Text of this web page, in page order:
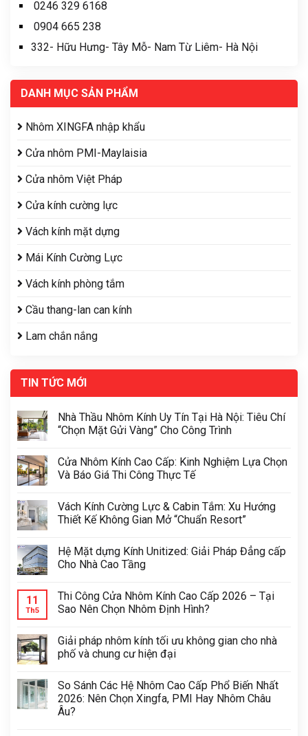
0246 329 6168
0904 665 238
332- Hữu Hưng- Tây Mỗ- Nam Từ Liêm- Hà Nội
DANH MỤC SẢN PHẨM
Nhôm XINGFA nhập khẩu
Cửa nhôm PMI-Maylaisia
Cửa nhôm Việt Pháp
Cửa kính cường lực
Vách kính mặt dựng
Mái Kính Cường Lực
Vách kính phòng tắm
Cầu thang-lan can kính
Lam chắn nắng
TIN TỨC MỚI
Nhà Thầu Nhôm Kính Uy Tín Tại Hà Nội: Tiêu Chí
“Chọn Mặt Gửi Vàng” Cho Công Trình
Cửa Nhôm Kính Cao Cấp: Kinh Nghiệm Lựa Chọn
Và Báo Giá Thi Công Thực Tế
Vách Kính Cường Lực & Cabin Tắm: Xu Hướng
Thiết Kế Không Gian Mở “Chuẩn Resort”
Hệ Mặt dựng Kính Unitized: Giải Pháp Đẳng cấp
Cho Nhà Cao Tầng
11
Th5
Thi Công Cửa Nhôm Kính Cao Cấp 2026 – Tại
Sao Nên Chọn Nhôm Định Hình?
Giải pháp nhôm kính tối ưu không gian cho nhà
phố và chung cư hiện đại
So Sánh Các Hệ Nhôm Cao Cấp Phổ Biến Nhất
2026: Nên Chọn Xingfa, PMI Hay Nhôm Châu
Âu?